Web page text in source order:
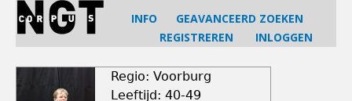
Jump
navigation
INFO
GEAVANCEERD ZOEKEN
REGISTREREN
INLOGGEN
Regio: Voorburg
Leeftijd: 40-49